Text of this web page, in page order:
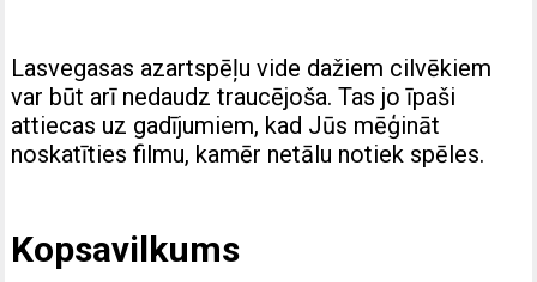
Lasvegasas azartspēļu vide dažiem cilvēkiem
var būt arī nedaudz traucējoša. Tas jo īpaši
attiecas uz gadījumiem, kad Jūs mēģināt
noskatīties filmu, kamēr netālu notiek spēles.
Kopsavilkums